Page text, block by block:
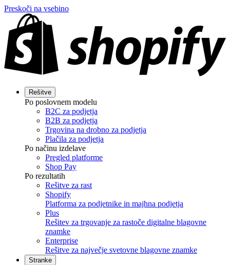
Preskoči na vsebino
Rešitve
Po poslovnem modelu
B2C za podjetja
B2B za podjetja
Trgovina na drobno za podjetja
Plačila za podjetja
Po načinu izdelave
Pregled platforme
Shop Pay
Po rezultatih
Rešitve za rast
Shopify
Platforma za podjetnike in majhna podjetja
Plus
Rešitev za trgovanje za rastoče digitalne blagovne
znamke
Enterprise
Rešitve za največje svetovne blagovne znamke
Stranke